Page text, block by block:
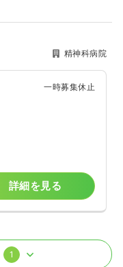
精神科病院
一時募集休止
詳細を見る
1